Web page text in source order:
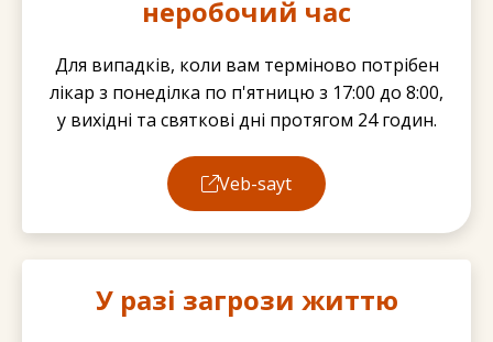
неробочий час
Для випадків, коли вам терміново потрібен
лікар з понеділка по п'ятницю з 17:00 до 8:00,
у вихідні та святкові дні протягом 24 годин.
Veb-sayt
У разі загрози життю